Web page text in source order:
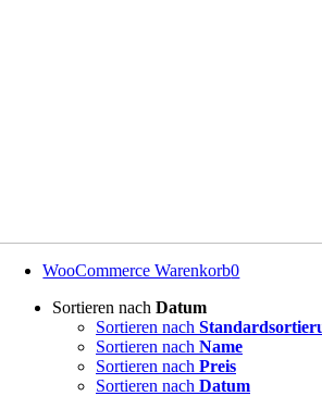
WooCommerce Warenkorb0
Sortieren nach Datum
Sortieren nach
Sortieren nach Name
Sortieren nach Preis
Sortieren nach Datum